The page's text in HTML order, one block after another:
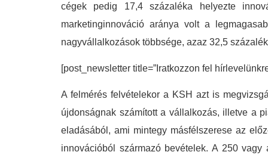
cégek pedig 17,4 százaléka helyezte
marketinginnováció aránya volt a
nagyvállalkozások többsége, azaz 32,5
[post_newsletter title=”Iratkozzon fel
A felmérés felvételekor a KSH azt is
újdonságnak számított a vállalkozás, illetve a
eladásából, ami mintegy másfélszerese az
innovációból származó bevételek. A 250